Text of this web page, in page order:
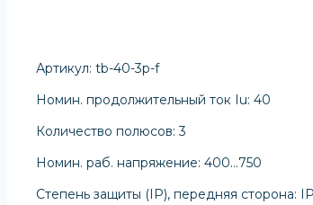
Артикул: tb-40-3p-f
Номин. продолжительный ток Iu: 40
Количество полюсов: 3
Номин. раб. напряжение: 400…750
Степень защиты (IP), передняя сторона: